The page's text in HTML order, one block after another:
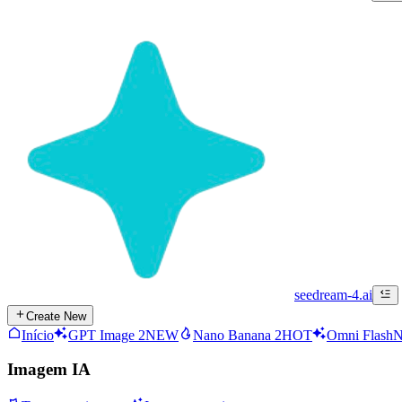
seedream-4.ai
Create New
Início GPT Image 2NEW Nano Banana 2HOT Omni Flash
Imagem IA